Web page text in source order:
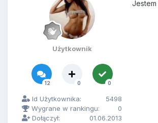
Użytkownik
12 0 0
Id Użytkownika:
5498
Wygrane w rankingu:
0
Dołączył:
01.06.2013